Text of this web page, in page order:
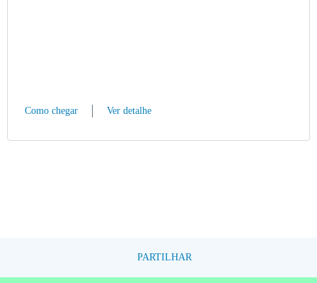
PARTILHAR
Como chegar Ver detalhe